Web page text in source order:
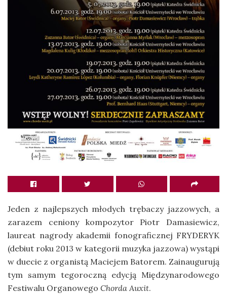
Jeden z najlepszych młodych trębaczy jazzowych, a
zarazem ceniony kompozytor Piotr Damasiewicz,
laureat nagrody akademii fonograficznej FRYDERYK
(debiut roku 2013 w kategorii muzyka jazzowa) wystąpi
w duecie z organistą Maciejem Batorem. Zainaugurują
tym samym tegoroczną edycją Międzynarodowego
Festiwalu Organowego Chorda Auxit.